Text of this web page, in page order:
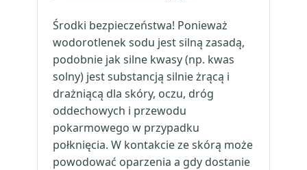
Środki bezpieczeństwa! Ponieważ
wodorotlenek sodu jest silną zasadą,
podobnie jak silne kwasy (np. kwas
solny) jest substancją silnie żrącą i
drażniącą dla skóry, oczu, dróg
oddechowych i przewodu
pokarmowego w przypadku
połknięcia. W kontakcie ze skórą może
powodować oparzenia a gdy dostanie